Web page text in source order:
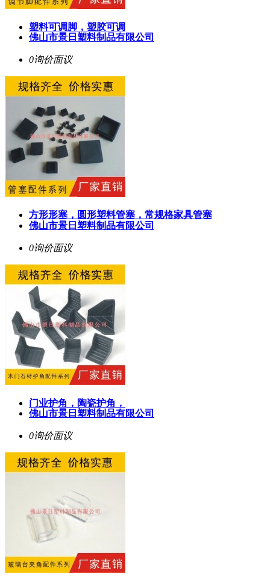
塑料可调脚，塑胶可调
佛山市景日塑料制品有限公司
0询价面议
方形形塞，圆形塑料管塞，常规格家具管塞
佛山市景日塑料制品有限公司
0询价面议
门业护角，陶瓷护角，
佛山市景日塑料制品有限公司
0询价面议